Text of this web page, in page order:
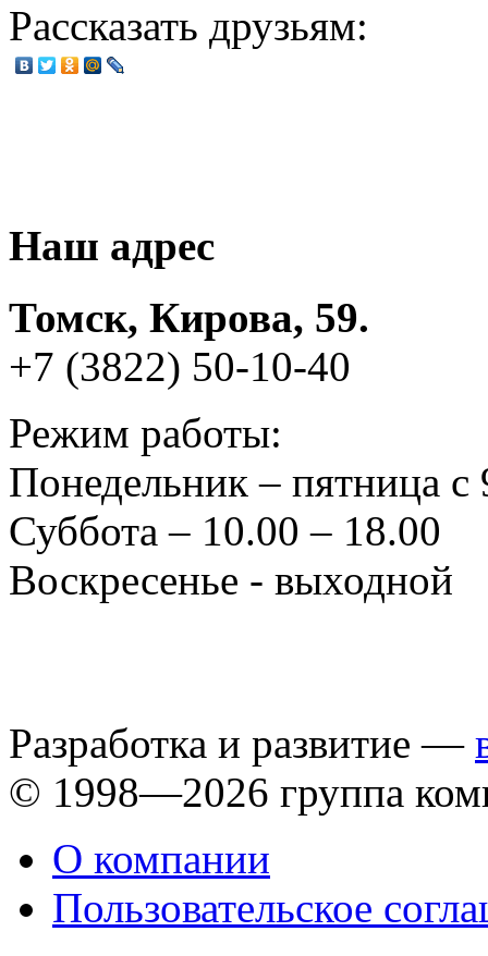
Рассказать друзьям:
Наш адрес
Томск, Кирова, 59.
+7 (3822) 50-10-40
Режим работы:
Понедельник – пятница с
Суббота – 10.00 – 18.00
Воскресенье - выходной
Разработка и развитие —
© 1998—2026 группа
О компании
Пользовательское